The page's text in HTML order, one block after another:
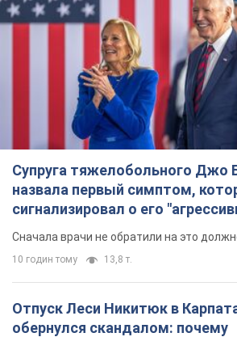
Супруга тяжелобольного Джо
назвала первый симптом,
сигнализировал о его
Сначала врачи не обратили на это
10 годин тому 13,8 т.
Отпуск Леси Никитюк в
обернулся скандалом: почему